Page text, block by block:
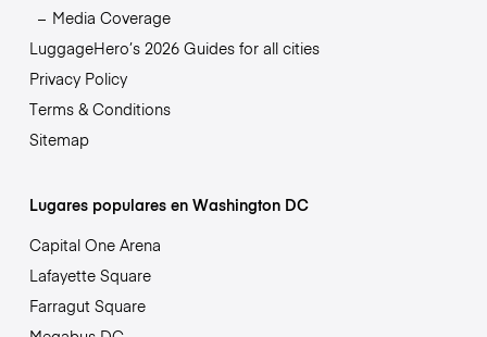
Media Coverage
LuggageHero’s 2026 Guides for all cities
Privacy Policy
Terms & Conditions
Sitemap
Lugares populares en Washington DC
Capital One Arena
Lafayette Square
Farragut Square